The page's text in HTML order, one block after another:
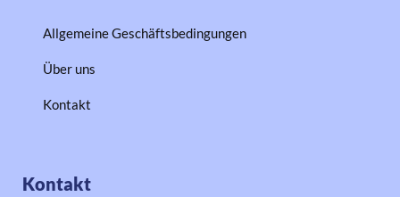
Allgemeine Geschäftsbedingungen
Über uns
Kontakt
Kontakt